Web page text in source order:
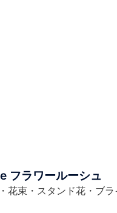
フラワールーシュ
花束・スタンド花・ブ